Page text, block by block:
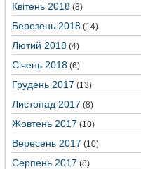
Квітень 2018 (8)
Березень 2018 (14)
Лютий 2018 (4)
Січень 2018 (6)
Грудень 2017 (13)
Листопад 2017 (8)
Жовтень 2017 (10)
Вересень 2017 (10)
Серпень 2017 (8)